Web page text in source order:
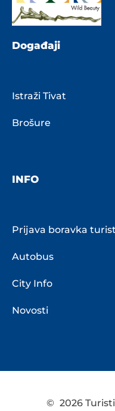
Događaji
Istraži Tivat
Brošure
INFO
Prijava boravka
Autobus
City Info
Novosti
© 2026